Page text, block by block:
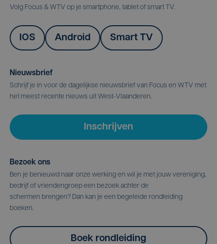
Volg Focus & WTV op je smartphone, tablet of smart TV.
IOS Android Smart TV
Nieuwsbrief
Schrijf je in voor de dagelijkse nieuwsbrief van Focus en WTV met
het meest recente nieuws uit West-Vlaanderen.
Inschrijven
Bezoek ons
Ben je benieuwd naar onze werking en wil je met jouw vereniging,
bedrijf of vriendengroep een bezoek achter de
schermen brengen? Dan kan je een begeleide rondleiding
boeken.
Boek rondleiding